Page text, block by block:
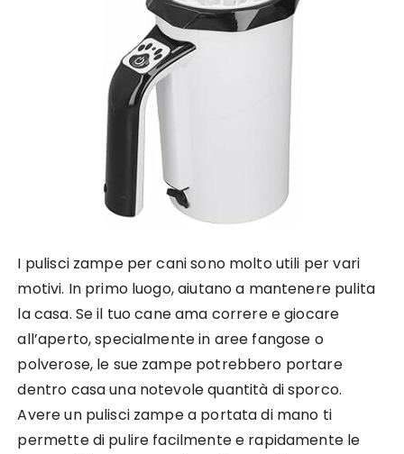
I pulisci zampe per cani sono molto utili per vari
motivi. In primo luogo, aiutano a mantenere pulita
la casa. Se il tuo cane ama correre e giocare
all’aperto, specialmente in aree fangose o
polverose, le sue zampe potrebbero portare
dentro casa una notevole quantità di sporco.
Avere un pulisci zampe a portata di mano ti
permette di pulire facilmente e rapidamente le